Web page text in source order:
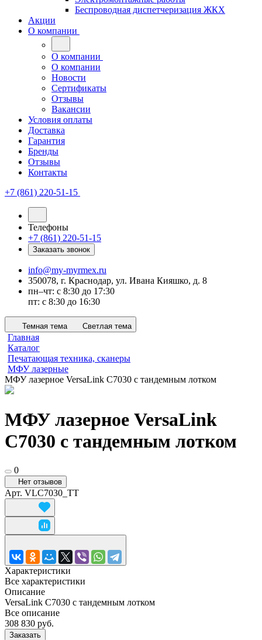
Беспроводная диспетчеризация ЖКХ
Акции
О компании
О компании
О компании
Новости
Сертификаты
Отзывы
Вакансии
Условия оплаты
Доставка
Гарантия
Бренды
Отзывы
Контакты
+7 (861) 220-51-15
Телефоны
+7 (861) 220-51-15
Заказать звонок
info@my-myrmex.ru
350078, г. Краснодар, ул. Ивана Кияшко, д. 8
пн–чт: с 8:30 до 17:30
пт: с 8:30 до 16:30
Темная тема Светлая тема
Главная
Каталог
Печатающая техника, сканеры
МФУ лазерные
МФУ лазерное VersaLink C7030 с тандемным лотком
МФУ лазерное VersaLink
C7030 с тандемным лотком
0
Нет отзывов
Арт. VLC7030_TT
Характеристики
Все характеристики
Описание
VersaLink C7030 с тандемным лотком
Все описание
308 830 руб.
Заказать